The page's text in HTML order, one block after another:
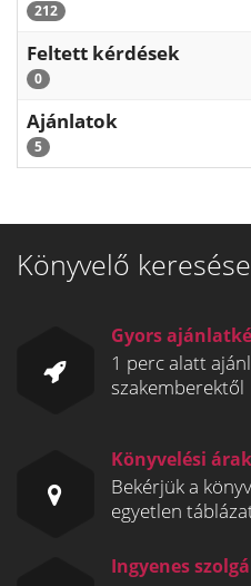
212
Feltett kérdések
0
Ajánlatok
5
Könyvelő
Gyors
1 perc alatt
szakemberektől
Könyvelési
Bekérjük a
egyetlen
Ingyenes